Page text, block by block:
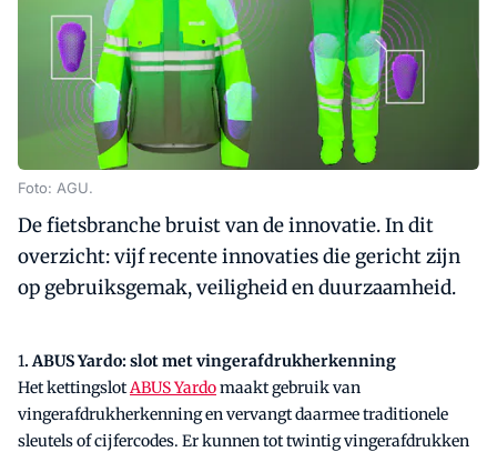
Foto: AGU.
De fietsbranche bruist van de innovatie. In dit
overzicht: vijf recente innovaties die gericht zijn
op gebruiksgemak, veiligheid en duurzaamheid.
1. ABUS Yardo: slot met vingerafdrukherkenning
Het kettingslotABUS Yardomaakt gebruik van
vingerafdrukherkenning en vervangt daarmee traditionele
sleutels of cijfercodes. Er kunnen tot twintig vingerafdrukken